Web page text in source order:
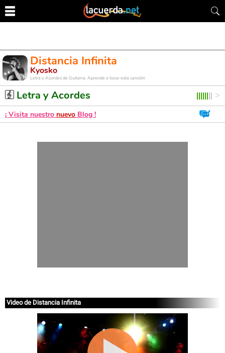
Distancia Infinita
Kyosko
Letra y Acordes de Guitarra. Aprende a tocar esta canción
Letra y Acordes
¡ Visita nuestro nuevo Blog !
Video de Distancia Infinita